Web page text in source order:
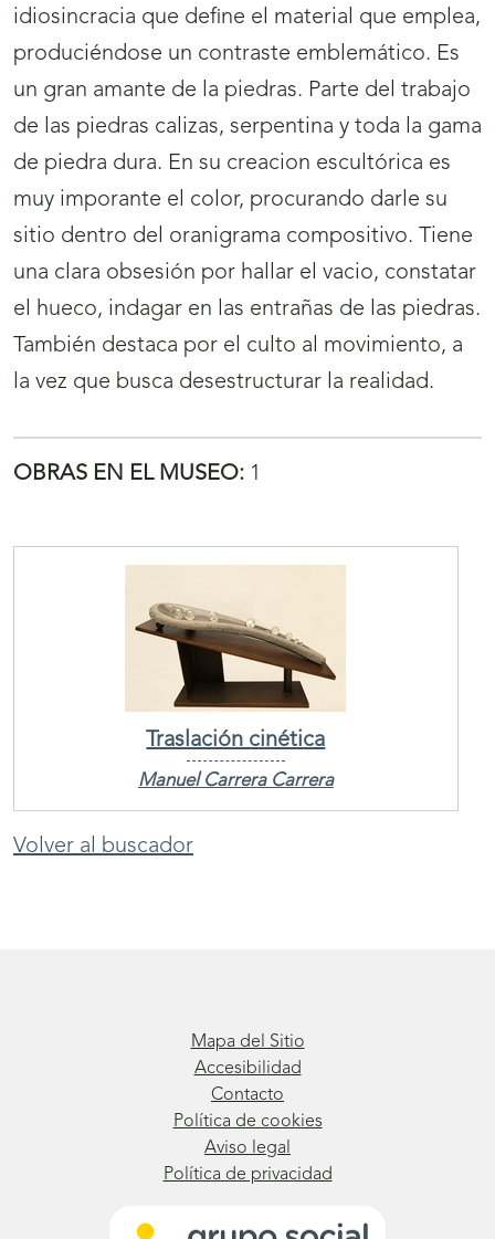
idiosincracia que define el material que emplea,
produciéndose un contraste emblemático. Es
un gran amante de la piedras. Parte del trabajo
de las piedras calizas, serpentina y toda la gama
de piedra dura. En su creacion escultórica es
muy imporante el color, procurando darle su
sitio dentro del oranigrama compositivo. Tiene
una clara obsesión por hallar el vacio, constatar
el hueco, indagar en las entrañas de las piedras.
También destaca por el culto al movimiento, a
la vez que busca desestructurar la realidad.
OBRAS EN EL MUSEO: 1
Traslación cinética
Manuel Carrera Carrera
Volver al buscador
Mapa del Sitio
Accesibilidad
Contacto
Política de cookies
Aviso legal
Política de privacidad